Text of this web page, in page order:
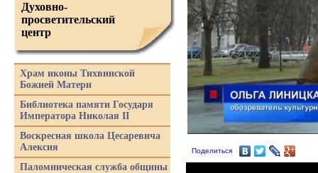
Поделиться
Духовно-
просветительский
центр
Храм иконы Тихвинской
Божией Матери
Библиотека памяти Государя
Императора Николая II
Воскресная школа Цесаревича
Алексия
Паломническая служба общины